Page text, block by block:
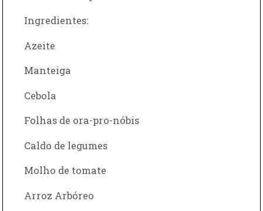
Ingredientes:
Azeite
Manteiga
Cebola
Folhas de ora-pro-nóbis
Caldo de legumes
Molho de tomate
Arroz Arbóreo